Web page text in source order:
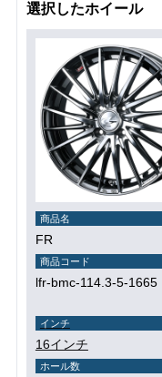
選択したホイール
商品名
FR
商品コード
lfr-bmc-114.3-5-1665
インチ
16インチ
ホール数